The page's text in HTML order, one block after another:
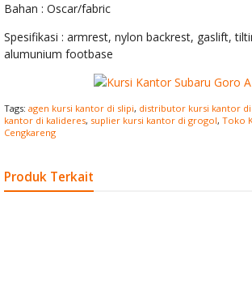
Bahan : Oscar/fabric
Spesifikasi : armrest, nylon backrest, gaslift,
alumunium footbase
Tags: agen kursi kantor di slipi, distributor kursi kantor di
kantor di kalideres, suplier kursi kantor di grogol, Toko
Cengkareng
Produk Terkait